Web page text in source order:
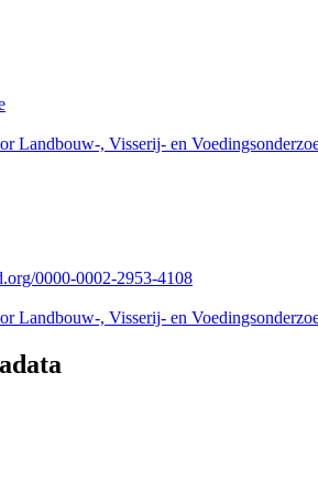
Landbouw-, Visserij- en
0000-0002-2953-4108
Landbouw-, Visserij- en